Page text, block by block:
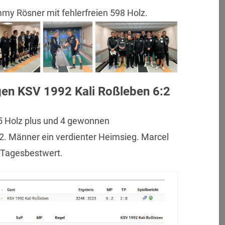
Rösner mit fehlerfreien 598 Holz.
KSV 1992 Kali Roßleben 6:2
plus und 4 gewonnen
Männer ein verdienter Heimsieg. Marcel